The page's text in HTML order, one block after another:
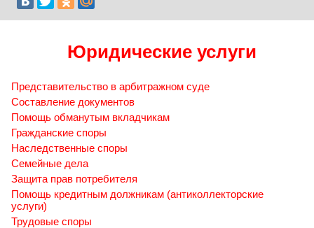
Юридические услуги
Представительство в арбитражном суде
Составление документов
Помощь обманутым вкладчикам
Гражданские споры
Наследственные споры
Семейные дела
Защита прав потребителя
Помощь кредитным должникам (антиколлекторские
услуги)
Трудовые споры